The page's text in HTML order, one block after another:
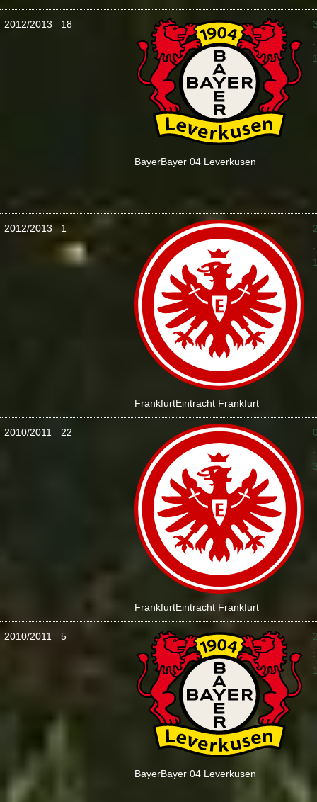
2012/2013 18
BayerBayer 04 Leverkusen
:
2012/2013 1
FrankfurtEintracht Frankfurt
:
2010/2011 22
FrankfurtEintracht Frankfurt
:
2010/2011 5
BayerBayer 04 Leverkusen
: